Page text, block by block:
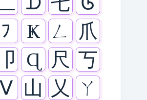
ﾌ Ҝ ㄥ
爪
卩 Ɋ 尺 丂
ᐯ 山 乂
ㄚ